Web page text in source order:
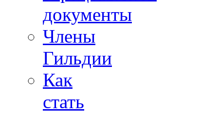
документы
Члены
Гильдии
Как
стать